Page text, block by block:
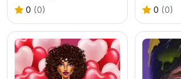
0 (0) 0 (0)